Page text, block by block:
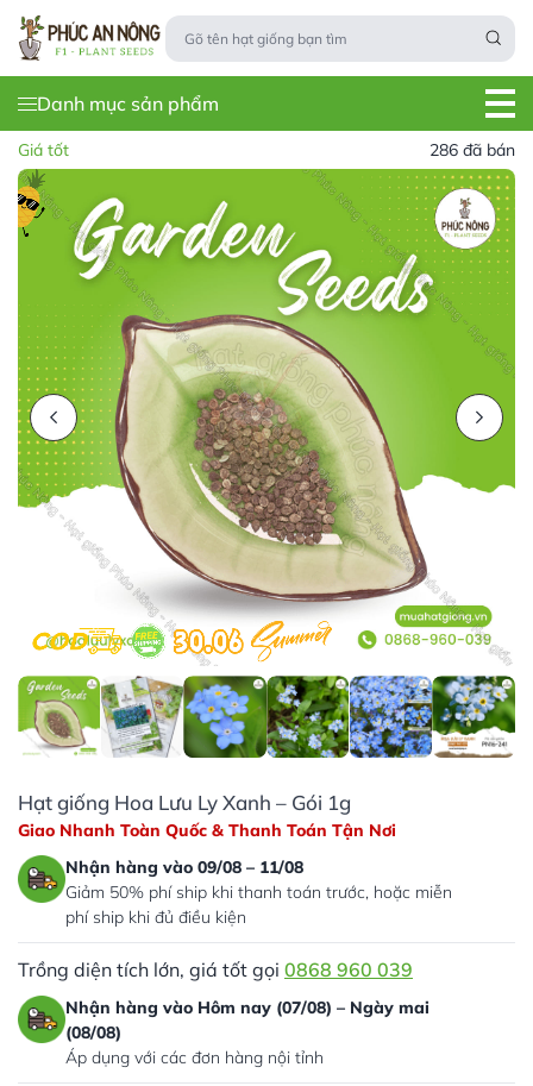
Danh mục sản phẩm
Giá tốt 286 đã bán
Hạt giống Hoa Lưu Ly Xanh – Gói 1g
Giao Nhanh Toàn Quốc & Thanh Toán Tận Nơi
Nhận hàng vào 09/08 – 11/08
Giảm 50% phí ship khi thanh toán trước, hoặc miễn
phí ship khi đủ điều kiện
Trồng diện tích lớn, giá tốt gọi 0868 960 039
Nhận hàng vào Hôm nay (07/08) – Ngày mai
(08/08)
Áp dụng với các đơn hàng nội tỉnh